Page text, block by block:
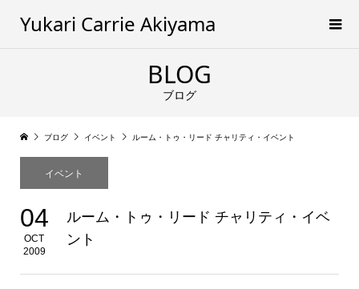
Yukari Carrie Akiyama
BLOG
ブログ
ブログ イベント ルーム・トゥ・リード チャリティ・イベント
イベント
04
OCT
2009
ルーム・トゥ・リード チャリティ・イベ
ント